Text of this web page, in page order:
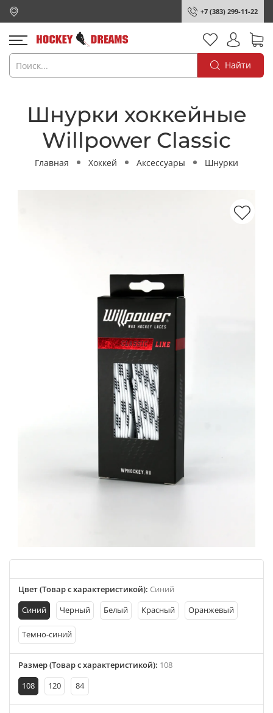
+7 (383) 299-11-22
Найти
Шнурки хоккейные
Willpower Classic
Главная Хоккей Аксессуары Шнурки
Цвет (Товар с характеристикой): Синий
Синий
Черный Белый Красный Оранжевый
Темно-синий
Размер (Товар с характеристикой): 108
108
120 84